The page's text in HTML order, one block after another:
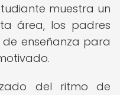
muestra un
área, los padres
enseñanza para
del ritmo de